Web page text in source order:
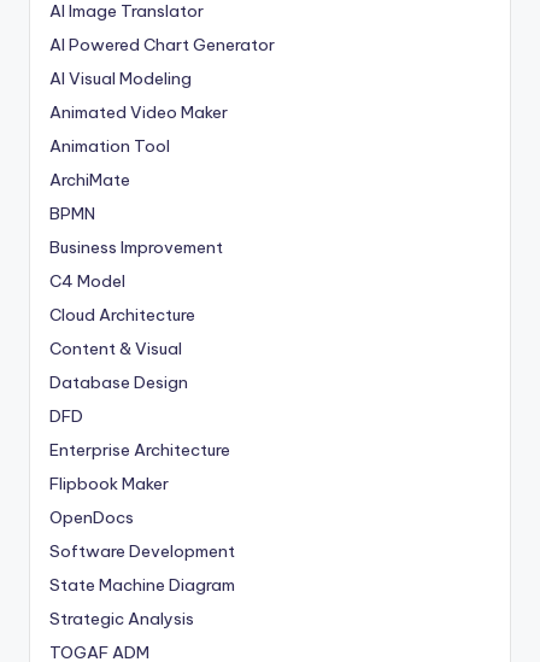
AI Image Translator
AI Powered Chart Generator
AI Visual Modeling
Animated Video Maker
Animation Tool
ArchiMate
BPMN
Business Improvement
C4 Model
Cloud Architecture
Content & Visual
Database Design
DFD
Enterprise Architecture
Flipbook Maker
OpenDocs
Software Development
State Machine Diagram
Strategic Analysis
TOGAF ADM